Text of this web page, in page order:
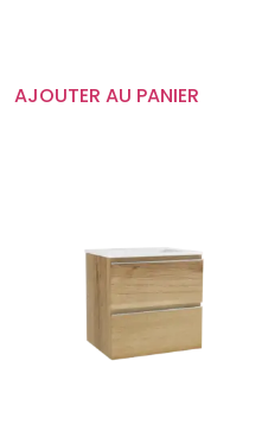
AJOUTER AU PANIER